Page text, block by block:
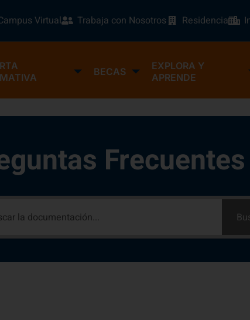
Virtual Trabaja con Nosotros Residencia
BECAS
EXPLORA Y
APRENDE